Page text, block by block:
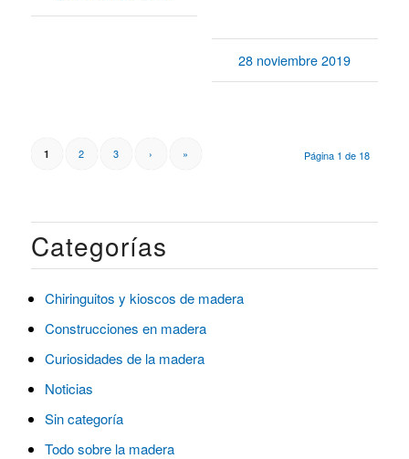
28 noviembre 2019
Página 1 de 18
1 2 3 › »
Categorías
Chiringuitos y kioscos de madera
Construcciones en madera
Curiosidades de la madera
Noticias
Sin categoría
Todo sobre la madera